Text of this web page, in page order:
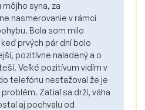
hlavne Evke, Helenka, Aničke za
a ľudský prístup voči môjmu
liečebný pobyt u vás. Syn je
ďakujeme, že sa
vyjsť v ústrety veľká poklona a
pani doktorke aj
a prispôsobenie procedúr. Na
super ľudí vyškolených, ľudských
za čo veľmi veľmi pekne